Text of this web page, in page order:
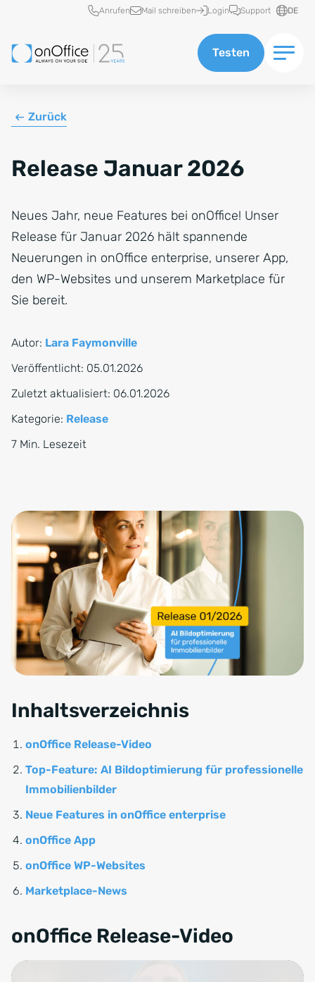
Schnellzugriff
Anrufen Mail schreiben Login Support DE
Testen
Zurück
Release Januar 2026
Neues Jahr, neue Features bei onOffice! Unser
Release für Januar 2026 hält spannende
Neuerungen in onOffice enterprise, unserer App,
den WP-Websites und unserem Marketplace für
Sie bereit.
Autor: Lara Faymonville
Veröffentlicht: 05.01.2026
Zuletzt aktualisiert: 06.01.2026
Kategorie: Release
7 Min. Lesezeit
Inhaltsverzeichnis
onOffice Release-Video
Top-Feature: AI Bildoptimierung für professionelle
Immobilienbilder
Neue Features in onOffice enterprise
onOffice App
onOffice WP-Websites
Marketplace-News
onOffice Release-Video